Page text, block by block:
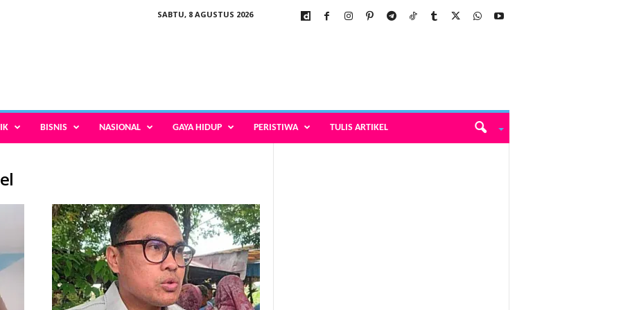
SABTU, 8 AGUSTUS 2026
BISNIS NASIONAL GAYA HIDUP PERISTIWA TULIS ARTIKEL